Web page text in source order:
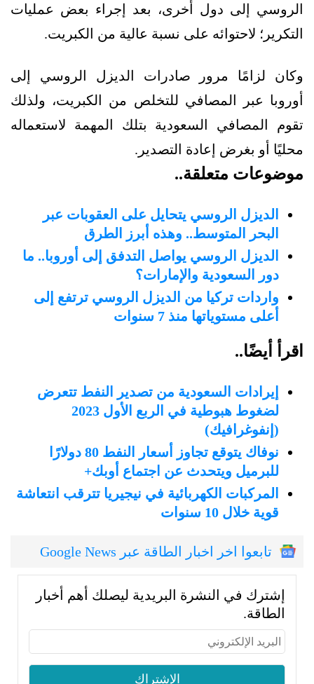
الروسي إلى دول أخرى، بعد إجراء بعض عمليات
التكرير؛ لاحتوائه على نسبة عالية من الكبريت.
وكان لزامًا مرور صادرات الديزل الروسي إلى
أوروبا عبر المصافي للتخلص من الكبريت، ولذلك
تقوم المصافي السعودية بتلك المهمة لاستعماله
محليًا أو بغرض إعادة التصدير.
موضوعات متعلقة..
الديزل الروسي يتحايل على العقوبات عبر
البحر المتوسط.. وهذه أبرز الطرق
الديزل الروسي يواصل التدفق إلى أوروبا.. ما
دور السعودية والإمارات؟
واردات تركيا من الديزل الروسي ترتفع إلى
أعلى مستوياتها منذ 7 سنوات
اقرأ أيضًا..
إيرادات السعودية من تصدير النفط تتعرض
لضغوط هبوطية في الربع الأول 2023
(إنفوغرافيك)
نوفاك يتوقع تجاوز أسعار النفط 80 دولارًا
للبرميل ويتحدث عن اجتماع أوبك+
المركبات الكهربائية في نيجيريا تترقب انتعاشة
قوية خلال 10 سنوات
تابعوا اخر اخبار الطاقة عبر Google News
إشترك في النشرة البريدية ليصلك أهم أخبار
الطاقة.